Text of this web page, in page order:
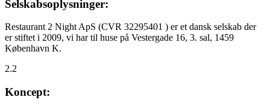
Selskabsoplysninger:
Restaurant 2 Night ApS (CVR 32295401 ) er et dansk selskab der
er stiftet i 2009, vi har til huse på Vestergade 16, 3. sal, 1459
København K.
2.2
Koncept: